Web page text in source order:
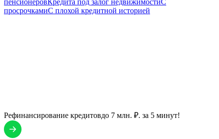
просрочкамиС плохой кредитной историей
Рефинансирование кредитовдо 7 млн. ₽. за 5 минут!